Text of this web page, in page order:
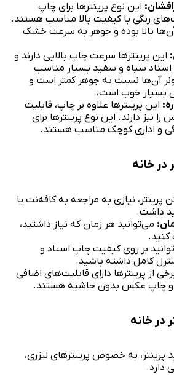
این نوع پرینترها برای چاپ
رنگی با کیفیت بالا مناسب هستند.
بالا بوده و جوهر به سرعت خشک
این پرینترها سرعت چاپ بالایی دارند و
اسناد سیاه و سفید بسیار مناسب
آن‌ها نسبت به جوهر کمتر است و
بسیار خوب است.
این پرینترها علاوه بر چاپ، قابلیت
نیز دارند. این نوع پرینترها برای
و اداری کوچک مناسب هستند.
در خانه
پرینتر، نیازی به مراجعه به کافه‌نت یا
داشت.
می‌توانید هر زمان که نیاز داشتید،
کنید.
بر روی کیفیت چاپ اسناد و
کامل داشته باشید.
از پرینترها دارای قابلیت‌های اضافی
و چاپ عکس بدون حاشیه هستند.
در خانه
پرینتر، به خصوص پرینترهای لیزری،
دارد.